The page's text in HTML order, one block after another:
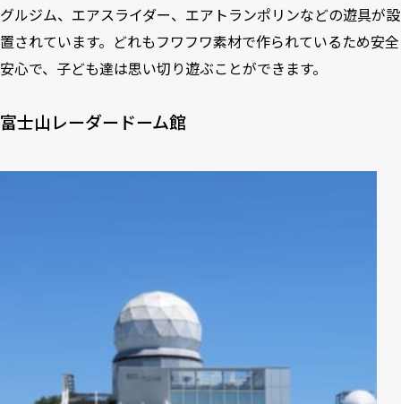
グルジム、エアスライダー、エアトランポリンなどの遊具が設
置されています。どれもフワフワ素材で作られているため安全
安心で、子ども達は思い切り遊ぶことができます。
富士山レーダードーム館